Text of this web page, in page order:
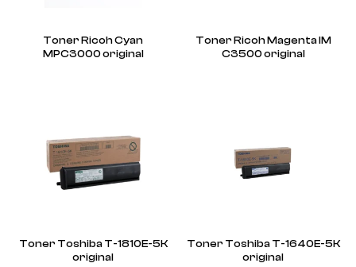
Toner Ricoh Cyan
MPC3000 original
Toner Ricoh Magenta IM
C3500 original
Toner Toshiba T-1810E-5K
original
Toner Toshiba T-1640E-5K
original